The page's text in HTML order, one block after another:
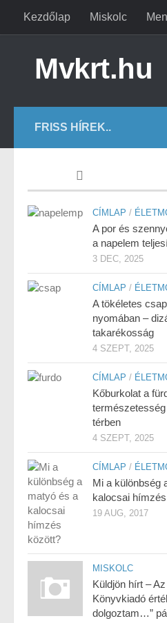
Kezdőlap Miskolc
Mvkrt.hu
FRISS HÍREK..
CÍMLAP /
A por és
a napelem
3 DEC, 2025
CÍMLAP /
A tökéletes
nyomában –
takarékosság
4 SZEPT, 2025
CÍMLAP /
Kőburkolat a
térben
4 SZEPT, 2025
CÍMLAP /
Mi a különbség
kalocsai
19 AUG, 2017
MISKOLC
Küldjön hírt –
Könyvkiadó
dolgoztam…”